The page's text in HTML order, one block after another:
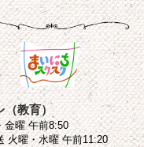
（教育）
金曜 午前8:50
火曜・水曜 午前11:20